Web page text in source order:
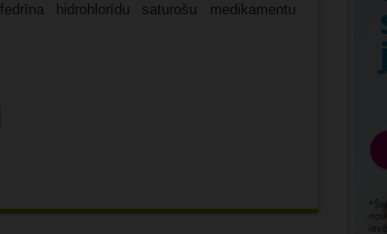
hidrohlorīdu saturošu medikamentu